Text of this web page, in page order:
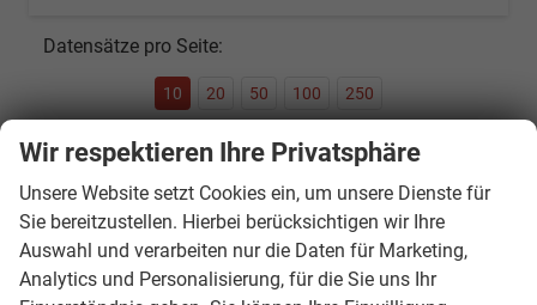
Datensätze pro Seite:
10 20 50 100 250
Seite:
Seiten:
Wir respektieren Ihre Privatsphäre
Unsere Website setzt Cookies ein, um unsere Dienste für
Sie bereitzustellen. Hierbei berücksichtigen wir Ihre
Auswahl und verarbeiten nur die Daten für Marketing,
Analytics und Personalisierung, für die Sie uns Ihr